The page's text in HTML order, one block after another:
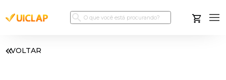
VOLTAR